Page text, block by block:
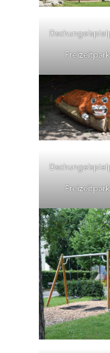
Freizeitpark
Freizeitpark